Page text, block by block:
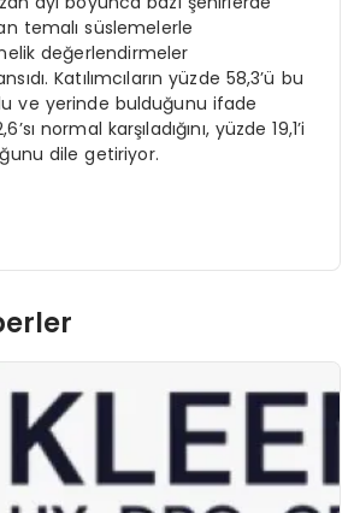
temalı süslemelerle
değerlendirmeler
Katılımcıların yüzde 58,3’ü bu
ve yerinde bulduğunu ifade
normal karşıladığını, yüzde 19,1’i
dile getiriyor.